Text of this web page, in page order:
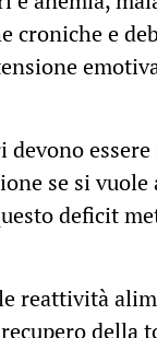
croniche e
se si
deficit
reattività
della